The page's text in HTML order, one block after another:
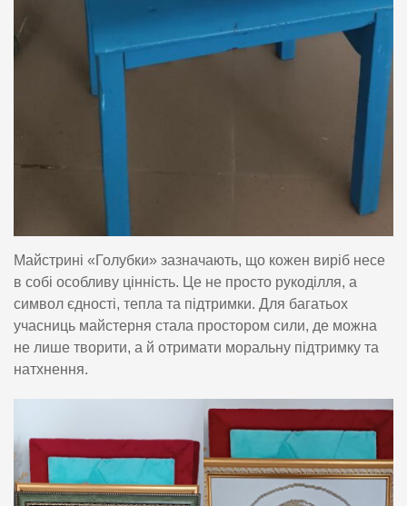
Майстрині «Голубки» зазначають, що кожен виріб несе
в собі особливу цінність. Це не просто рукоділля, а
символ єдності, тепла та підтримки. Для багатьох
учасниць майстерня стала простором сили, де можна
не лише творити, а й отримати моральну підтримку та
натхнення.